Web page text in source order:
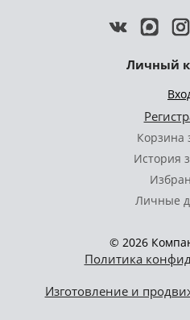
Личный
Корзина
История
Личные
© 2026
Политика
Изготовление и